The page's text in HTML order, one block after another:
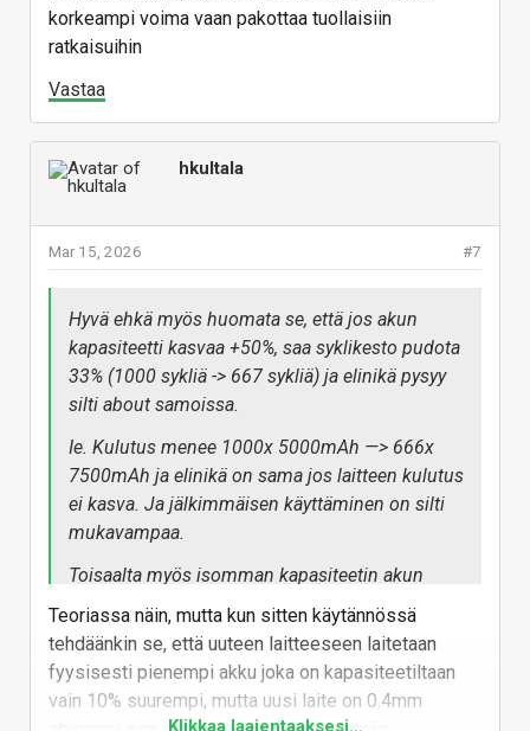
korkeampi voima vaan pakottaa tuollaisiin
ratkaisuihin
Vastaa
hkultala
#7
Mar 15, 2026
Hyvä ehkä myös huomata se, että jos akun
kapasiteetti kasvaa +50%, saa syklikesto pudota
33% (1000 sykliä -> 667 sykliä) ja elinikä pysyy
silti about samoissa.
Ie. Kulutus menee 1000x 5000mAh —> 666x
7500mAh ja elinikä on sama jos laitteen kulutus
ei kasva. Ja jälkimmäisen käyttäminen on silti
mukavampaa.
Toisaalta myös isomman kapasiteetin akun
kohdalla voidaan rajoittaa kapasiteetti softalla
7000mAh:hon leikkaamalla latausjännite 4.2 ->
4.1, niin syklikesto voi nousta lähelle sitä
tuhatta…
Teoriassa näin, mutta kun sitten käytännössä
tehdäänkin se, että uuteen laitteeseen laitetaan
fyysisesti pienempi akku joka on kapasiteetiltaan
vain 10% suurempi, mutta uusi laite on 0.4mm
Klikkaa laajentaaksesi...